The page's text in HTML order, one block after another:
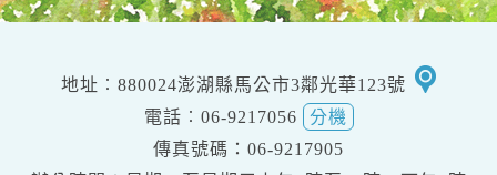
地址︰880024澎湖縣馬公市3鄰光華123號
移
電話︰06-9217056
分機
傳真號碼：06-9217905